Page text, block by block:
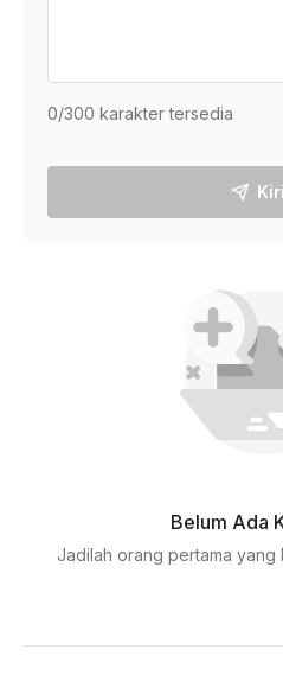
0/300 karakter tersedia
Belum Ada
Jadilah orang pertama